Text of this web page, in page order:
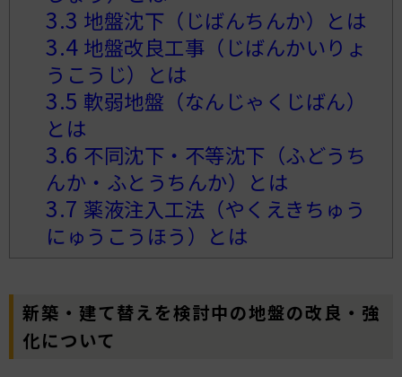
3.3 地盤沈下（じばんちんか）とは
3.4 地盤改良工事（じばんかいりょ
うこうじ）とは
3.5 軟弱地盤（なんじゃくじばん）
とは
3.6 不同沈下・不等沈下（ふどうち
んか・ふとうちんか）とは
3.7 薬液注入工法（やくえきちゅう
にゅうこうほう）とは
新築・建て替えを検討中の地盤の改良・強
化について